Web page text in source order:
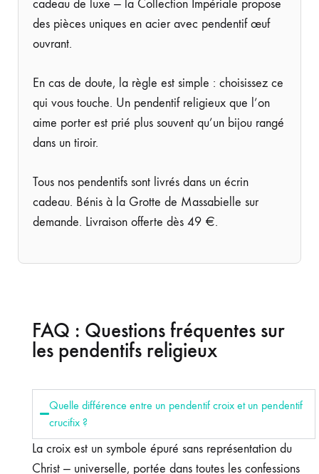
cadeau de luxe — la Collection Impériale propose
des pièces uniques en acier avec pendentif œuf
ouvrant.
En cas de doute, la règle est simple : choisissez ce
qui vous touche. Un pendentif religieux que l’on
aime porter est prié plus souvent qu’un bijou rangé
dans un tiroir.
Tous nos pendentifs sont livrés dans un écrin
cadeau. Bénis à la Grotte de Massabielle sur
demande. Livraison offerte dès 49 €.
FAQ : Questions fréquentes sur
les pendentifs religieux
Quelle différence entre un pendentif croix et un pendentif
crucifix ?
La croix est un symbole épuré sans représentation du
Christ — universelle, portée dans toutes les confessions